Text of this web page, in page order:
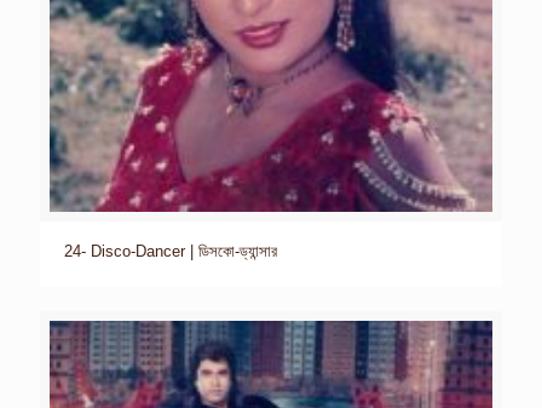
24- Disco-Dancer | ডিসকো-ড্যান্সার